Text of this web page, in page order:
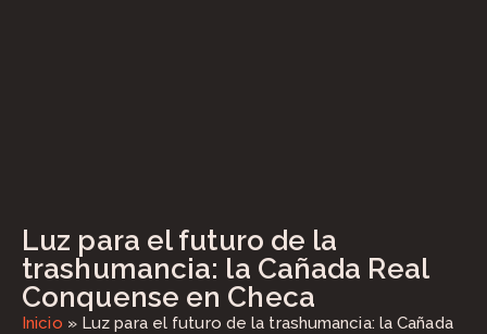
Luz para el futuro de la
trashumancia: la Cañada Real
Conquense en Checa
Inicio » Luz para el futuro de la trashumancia: la Cañada